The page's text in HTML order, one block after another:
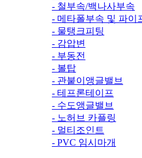
- 철부속/백나사부속
- 메타폴부속 및 파이
- 물탱크피팅
- 감압변
- 부동전
- 볼탑
- 관붙이앵글밸브
- 테프론테이프
- 수도앵글밸브
- 노허브 카플링
- 멀티조인트
- PVC 임시마개